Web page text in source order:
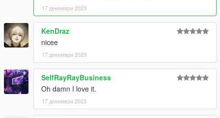
17 декември 2023
KenDraz
nicee
17 декември 2023
SelfRayRayBusiness
Oh damn I love it.
17 декември 2023